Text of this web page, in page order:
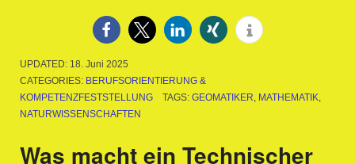
UPDATED: 18. Juni 2025
CATEGORIES: BERUFSORIENTIERUNG &
KOMPETENZFESTSTELLUNG
TAGS: GEOMATIKER MATHEMATIK
NATURWISSENSCHAFTEN
Was macht ein Technischer